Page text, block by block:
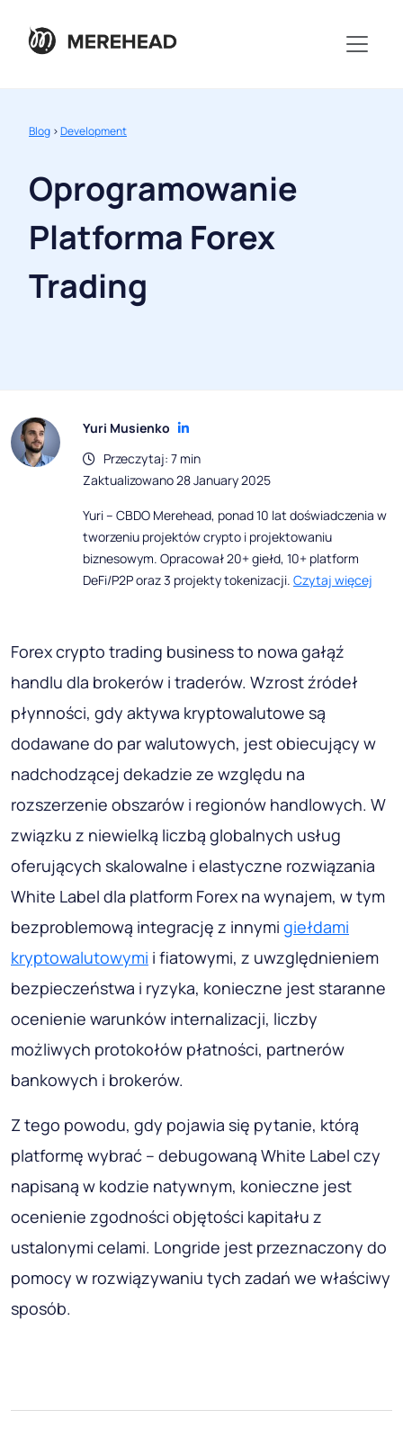
Blog >Development
Oprogramowanie
Platforma Forex
Trading
Yuri Musienko
Przeczytaj: 7 min
Zaktualizowano 28 January 2025
Yuri – CBDO Merehead, ponad 10 lat doświadczenia w
tworzeniu projektów crypto i projektowaniu
biznesowym. Opracował 20+ giełd, 10+ platform
DeFi/P2P oraz 3 projekty tokenizacji. Czytaj więcej
Forex crypto trading business to nowa gałąź
handlu dla brokerów i traderów. Wzrost źródeł
płynności, gdy aktywa kryptowalutowe są
dodawane do par walutowych, jest obiecujący w
nadchodzącej dekadzie ze względu na
rozszerzenie obszarów i regionów handlowych. W
związku z niewielką liczbą globalnych usług
oferujących skalowalne i elastyczne rozwiązania
White Label dla platform Forex na wynajem, w tym
bezproblemową integrację z innymi giełdami
kryptowalutowymi i fiatowymi, z uwzględnieniem
bezpieczeństwa i ryzyka, konieczne jest staranne
ocenienie warunków internalizacji, liczby
możliwych protokołów płatności, partnerów
bankowych i brokerów.
Z tego powodu, gdy pojawia się pytanie, którą
platformę wybrać – debugowaną White Label czy
napisaną w kodzie natywnym, konieczne jest
ocenienie zgodności objętości kapitału z
ustalonymi celami. Longride jest przeznaczony do
pomocy w rozwiązywaniu tych zadań we właściwy
sposób.